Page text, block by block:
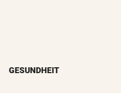
GESUNDHEIT